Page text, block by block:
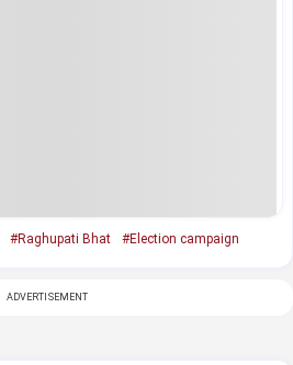
#Raghupati Bhat #Election campaign
ADVERTISEMENT